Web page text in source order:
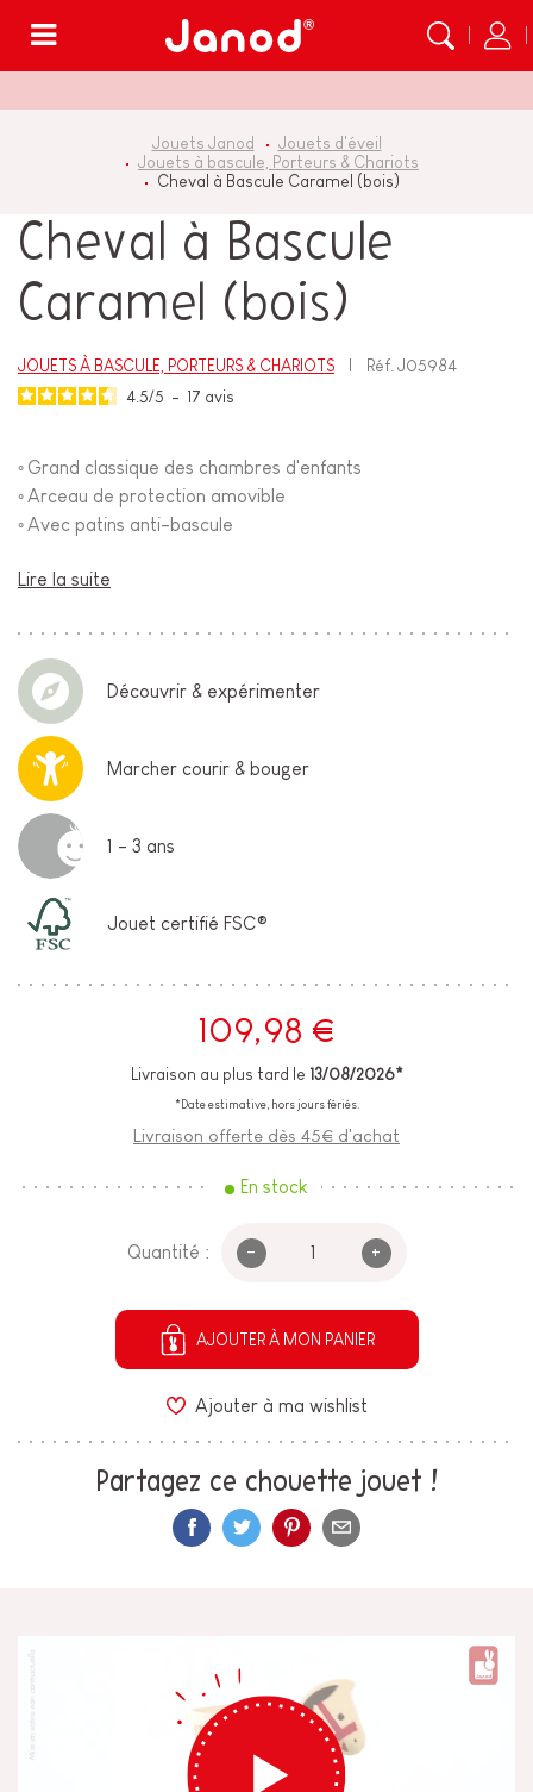
Jouets Janod
Jouets d'éveil
Jouets à bascule, Porteurs & Chariots
Cheval à Bascule Caramel (bois)
Cheval à Bascule
Caramel (bois)
JOUETS À BASCULE, PORTEURS & CHARIOTS Réf.J05984
4.5/5 - 17 avis
◦ Grand classique des chambres d'enfants
◦ Arceau de protection amovible
◦ Avec patins anti-bascule
Lire la suite
Découvrir & expérimenter
Marcher courir & bouger
1 - 3 ans
Jouet certifié FSC®
109,98 €
Livraison au plus tard le 13/08/2026*
*Date estimative, hors jours fériés.
Livraison offerte dès 45€ d'achat
En stock
Quantité : - +
AJOUTER À MON PANIER
Ajouter à ma wishlist
Partagez ce chouette jouet !